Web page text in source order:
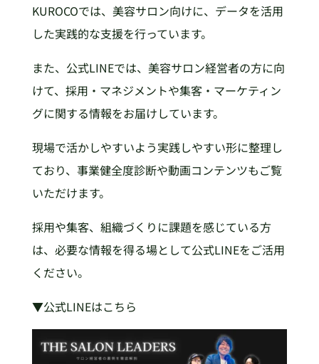
KUROCOでは、美容サロン向けに、データを活用
した実践的な支援を行っています。
また、公式LINEでは、美容サロン経営者の方に向
けて、採用・マネジメントや集客・マーケティン
グに関する情報をお届けしています。
現場で活かしやすいよう実践しやすい形に整理し
ており、事業健全度診断や動画コンテンツもご覧
いただけます。
採用や集客、組織づくりに課題を感じている方
は、必要な情報を得る場として公式LINEをご活用
ください。
▼公式LINEはこちら